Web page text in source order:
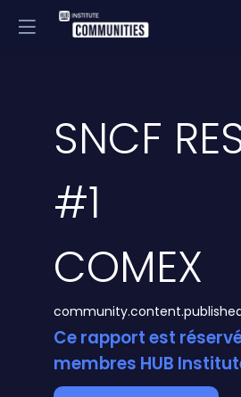
SNCF
#1
COMEX
Ce rapport est
membres HUB